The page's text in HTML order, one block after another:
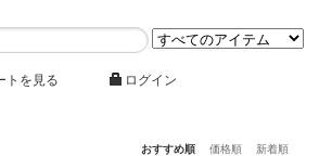
トを見る ログイン
おすすめ順 価格順 新着順